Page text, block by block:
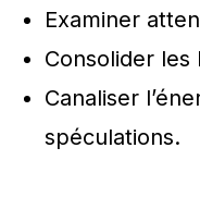
Examiner
Consolider
Canaliser
spéculations.